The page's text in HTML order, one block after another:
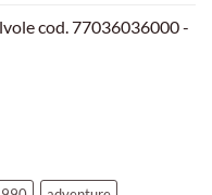
cod. 77036036000 -